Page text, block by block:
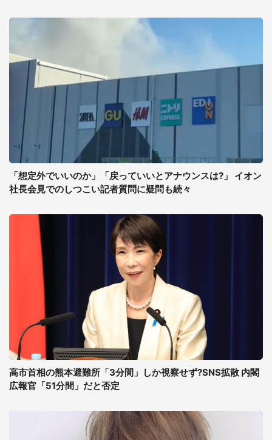
「想定外でいいのか」「戻っていいとアナウンスは?」 イオン
社長会見でのしつこい記者質問に疑問も続々
高市首相の熊本避難所「3分間」しか視察せず?SNS拡散 内閣
広報官「51分間」だと否定